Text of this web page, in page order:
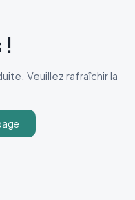
Veuillez rafraîchir la